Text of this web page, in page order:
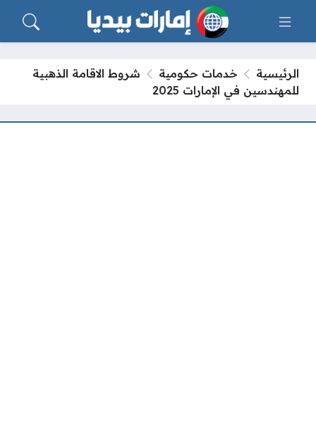
الرئيسية خدمات حكومية
شروط الاقامة الذهبية
للمهندسين في الإمارات 2025